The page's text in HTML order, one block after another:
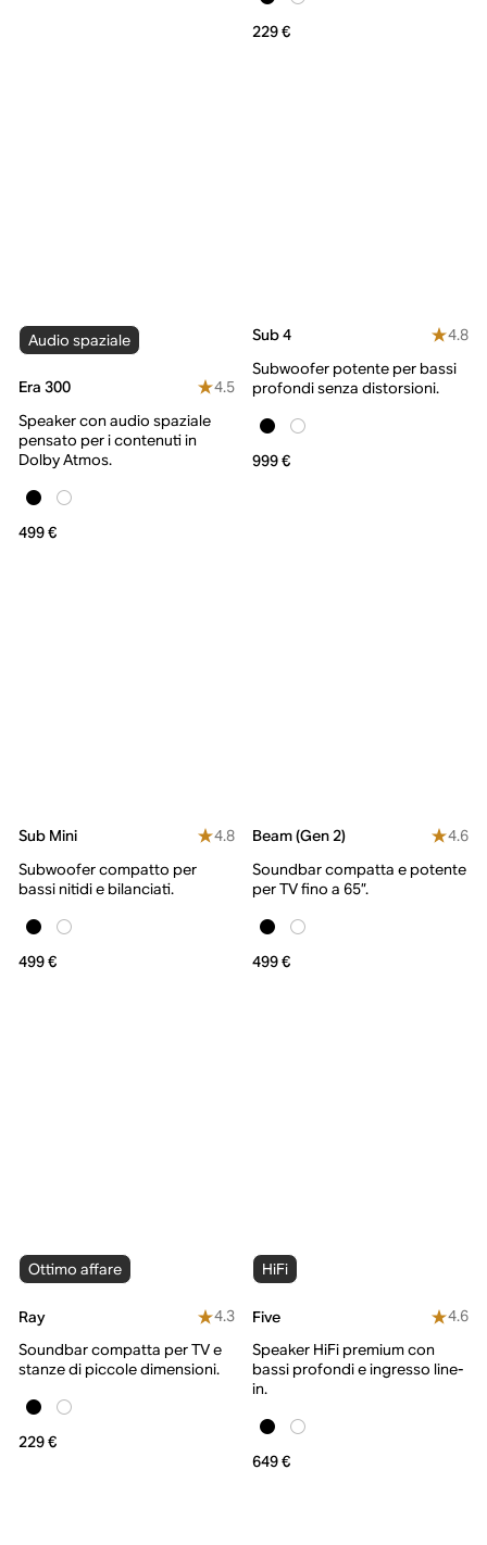
229 €
Audio spaziale
Era 300
4.5
Speaker con audio spaziale
pensato per i contenuti in
Dolby Atmos.
499 €
Sub 4
4.8
Subwoofer potente per bassi
profondi senza distorsioni.
999 €
Sub Mini
4.8
Subwoofer compatto per
bassi nitidi e bilanciati.
499 €
Beam (Gen 2)
4.6
Soundbar compatta e potente
per TV fino a 65”.
499 €
Ottimo affare
Ray
4.3
Soundbar compatta per TV e
stanze di piccole dimensioni.
229 €
HiFi
Five
4.6
Speaker HiFi premium con
bassi profondi e ingresso line-
in.
649 €